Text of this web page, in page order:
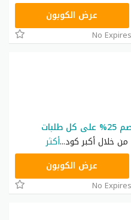
عرض الكوبون
No Expires
خلال أكبر كود...أكثر
عرض الكوبون
No Expires